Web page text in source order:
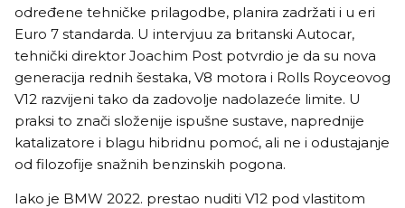
određene tehničke prilagodbe, planira zadržati i u eri
Euro 7 standarda. U intervjuu za britanski Autocar,
tehnički direktor Joachim Post potvrdio je da su nova
generacija rednih šestaka, V8 motora i Rolls Royceovog
V12 razvijeni tako da zadovolje nadolazeće limite. U
praksi to znači složenije ispušne sustave, naprednije
katalizatore i blagu hibridnu pomoć, ali ne i odustajanje
od filozofije snažnih benzinskih pogona.
Iako je BMW 2022. prestao nuditi V12 pod vlastitom